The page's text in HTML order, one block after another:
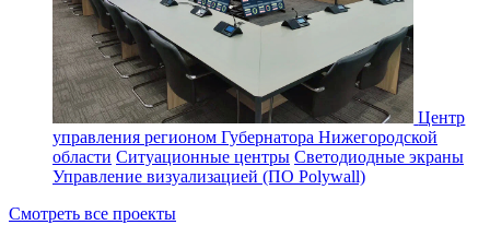
Центр
управления регионом Губернатора Нижегородской
области Ситуационные центры Светодиодные экраны
Управление визуализацией (ПО Polywall)
Смотреть все проекты